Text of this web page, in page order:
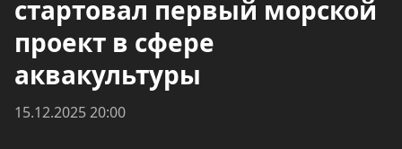
стартовал первый морской
проект в сфере
аквакультуры
15.12.2025 20:00